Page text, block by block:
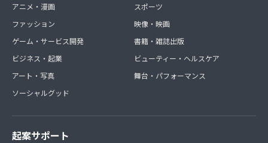
アニメ・漫画
ファッション
ゲーム・サービス開発
ビジネス・起業
アート・写真
ソーシャルグッド
スポーツ
映像・映画
書籍・雑誌出版
ビューティー・ヘルスケア
舞台・パフォーマンス
起案サポート